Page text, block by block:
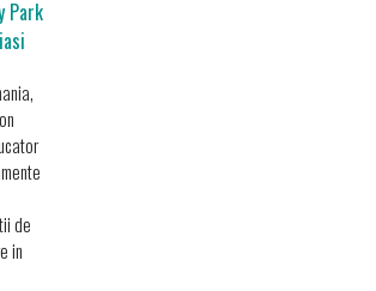
Park
de
in